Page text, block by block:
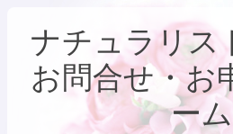
ナチュラリ
お問合せ・お
ーム